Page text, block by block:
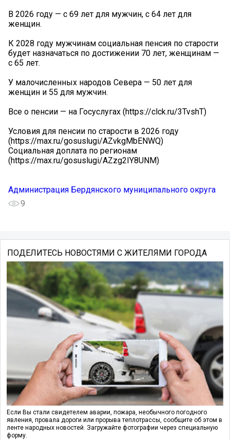
В 2026 году — с 69 лет для мужчин, с 64 лет для
женщин.
К 2028 году мужчинам социальная пенсия по старости
будет назначаться по достижении 70 лет, женщинам —
с 65 лет.
У малочисленных народов Севера — 50 лет для
женщин и 55 для мужчин.
Все о пенсии — на Госуслугах (https://clck.ru/3TvshT)
Условия для пенсии по старости в 2026 году
(https://max.ru/gosuslugi/AZvkgMbENWQ)
Социальная доплата по регионам
(https://max.ru/gosuslugi/AZzg2IY8UNM)
Администрация Бердянского муниципального округа
9
ПОДЕЛИТЕСЬ НОВОСТЯМИ С ЖИТЕЛЯМИ ГОРОДА
Если Вы стали свидетелем аварии, пожара, необычного погодного
явления, провала дороги или прорыва теплотрассы, сообщите об этом в
ленте народных новостей. Загружайте фотографии через специальную
форму.